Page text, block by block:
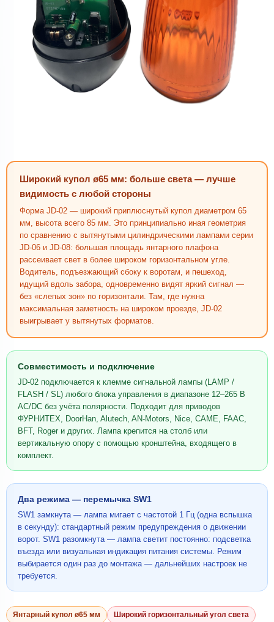
Широкий купол ø65 мм: больше света — лучше
видимость с любой стороны
Форма JD-02 — широкий приплюснутый купол диаметром 65
мм, высота всего 85 мм. Это принципиально иная геометрия
по сравнению с вытянутыми цилиндрическими лампами серии
JD-06 и JD-08: большая площадь янтарного плафона
рассеивает свет в более широком горизонтальном угле.
Водитель, подъезжающий сбоку к воротам, и пешеход,
идущий вдоль забора, одновременно видят яркий сигнал —
без «слепых зон» по горизонтали. Там, где нужна
максимальная заметность на широком проезде, JD-02
выигрывает у вытянутых форматов.
Совместимость и подключение
JD-02 подключается к клемме сигнальной лампы (LAMP /
FLASH / SL) любого блока управления в диапазоне 12–265 В
AC/DC без учёта полярности. Подходит для приводов
ФУРНИТЕХ, DoorHan, Alutech, AN-Motors, Nice, CAME, FAAC,
BFT, Roger и других. Лампа крепится на столб или
вертикальную опору с помощью кронштейна, входящего в
комплект.
Два режима — перемычка SW1
SW1 замкнута — лампа мигает с частотой 1 Гц (одна вспышка
в секунду): стандартный режим предупреждения о движении
ворот. SW1 разомкнута — лампа светит постоянно: подсветка
въезда или визуальная индикация питания системы. Режим
выбирается один раз до монтажа — дальнейших настроек не
требуется.
Янтарный купол ø65 мм Широкий горизонтальный угол света